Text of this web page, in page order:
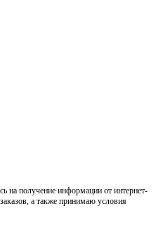
на получение информации от интернет-
а также принимаю условия